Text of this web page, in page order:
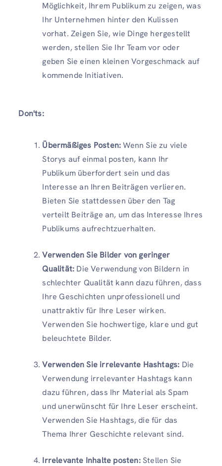
Möglichkeit, Ihrem Publikum zu zeigen, was
Ihr Unternehmen hinter den Kulissen
vorhat. Zeigen Sie, wie Dinge hergestellt
werden, stellen Sie Ihr Team vor oder
geben Sie einen kleinen Vorgeschmack auf
kommende Initiativen.
Don'ts:
Übermäßiges Posten:Wenn Sie zu viele
Storys auf einmal posten, kann Ihr
Publikum überfordert sein und das
Interesse an Ihren Beiträgen verlieren.
Bieten Sie stattdessen über den Tag
verteilt Beiträge an, um das Interesse Ihres
Publikums aufrechtzuerhalten.
Verwenden Sie Bilder von geringer
Qualität: Die Verwendung von Bildern in
schlechter Qualität kann dazu führen, dass
Ihre Geschichten unprofessionell und
unattraktiv für Ihre Leser wirken.
Verwenden Sie hochwertige, klare und gut
beleuchtete Bilder.
Verwenden Sie irrelevante Hashtags: Die
Verwendung irrelevanter Hashtags kann
dazu führen, dass Ihr Material als Spam
und unerwünscht für Ihre Leser erscheint.
Verwenden Sie Hashtags, die für das
Thema Ihrer Geschichte relevant sind.
Irrelevante Inhalte posten:Stellen Sie